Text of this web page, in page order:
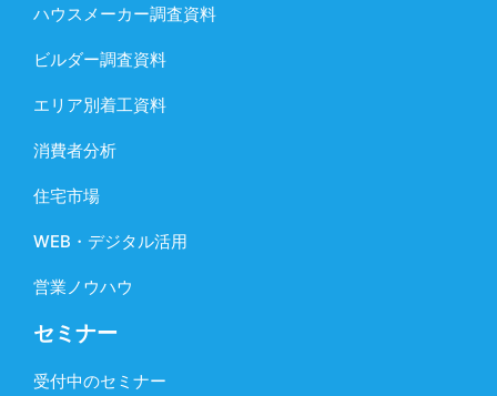
ハウスメーカー調査資料
ビルダー調査資料
エリア別着工資料
消費者分析
住宅市場
WEB・デジタル活用
営業ノウハウ
セミナー
受付中のセミナー